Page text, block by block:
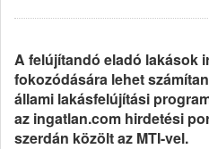
A felújítandó eladó lakások
fokozódására lehet
állami lakásfelújítási
az ingatlan.com hirdetési
szerdán közölt az MTI-vel.